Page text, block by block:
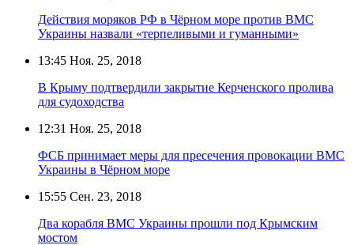
Действия моряков РФ в Чёрном море против ВМС
Украины назвали «терпеливыми и гуманными»
13:45 Ноя. 25, 2018
В Крыму подтвердили закрытие Керченского пролива
для судоходства
12:31 Ноя. 25, 2018
ФСБ принимает меры для пресечения провокации ВМС
Украины в Чёрном море
15:55 Сен. 23, 2018
Два корабля ВМС Украины прошли под Крымским
мостом